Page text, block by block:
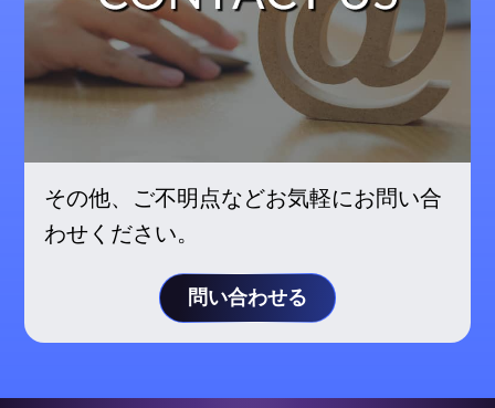
その他、ご不明点などお気軽にお問い合
わせください。
問い合わせる